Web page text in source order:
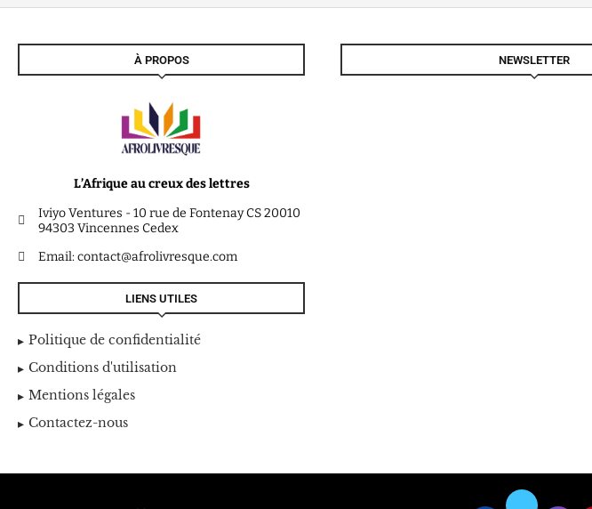
À PROPOS
L’Afrique au creux des lettres
Iviyo Ventures - 10 rue de Fontenay CS 20010
94303 Vincennes Cedex
Email: contact@afrolivresque.com
LIENS UTILES
Politique de confidentialité
Conditions d'utilisation
Mentions légales
Contactez-nous
NEWSLETTER